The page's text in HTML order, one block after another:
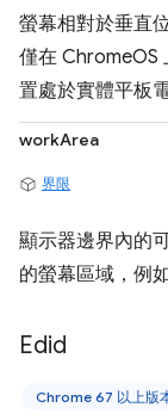
螢幕相對於垂直
僅在 ChromeOS
置處於實體平板
workArea
界限
顯示器邊界內的
的螢幕區域，例
Edid
Chrome 67 以上版